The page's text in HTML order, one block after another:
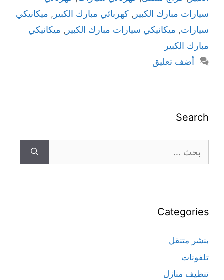
سيارات مبارك الكبير , كهربائي مبارك الكبير , ميكانيكي
سيارات, ميكانيكي سيارات مبارك الكبير , ميكانيكي
مبارك الكبير
أضف تعليق
Search
Categories
بنشر متنقل
تلفونات
تنظيف منازل